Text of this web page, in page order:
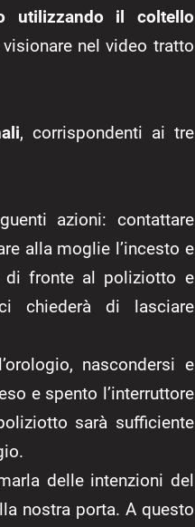
utilizzando il coltello
nel video tratto
, corrispondenti ai tre
azioni: contattare
alla moglie l’incesto e
di fronte al poliziotto e
chiederà di lasciare
nascondersi e
e spento l’interruttore
sarà sufficiente
delle intenzioni del
nostra porta. A questo